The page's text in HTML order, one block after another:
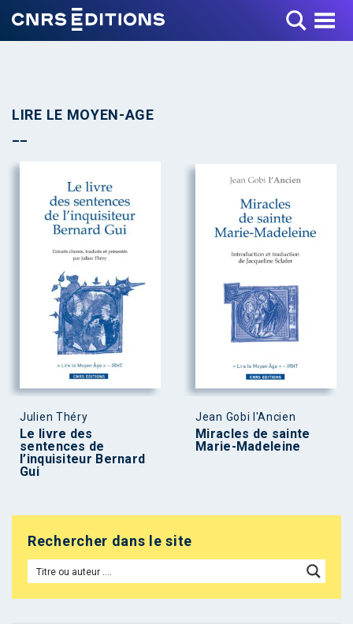
Toggle Menu
LIRE LE MOYEN-AGE
Julien Théry
Le livre des
sentences de
l’inquisiteur Bernard
Gui
Jean Gobi l'Ancien
Miracles de sainte
Marie-Madeleine
Rechercher dans le site